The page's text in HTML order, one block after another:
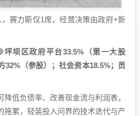
赛力斯仅1席，经营决策由政府+新
坪坝区政府平台33.5%（第一大股
32%（参股）；社会资本18.5%；员
降低负债率、改善现金流与利润表，
拖累，轻装投入问界的技术迭代与产